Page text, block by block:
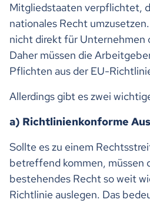
Mitgliedstaaten verpflichtet,
nationales Recht
nicht direkt für Unternehmen
Daher müssen die
Pflichten aus der EU-
Allerdings gibt es zwei
a) Richtlinienkonforme
Sollte es zu einem
betreffend kommen, müssen
bestehendes Recht so weit
Richtlinie auslegen. Das